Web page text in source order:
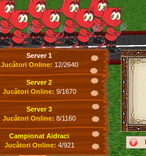
Server 1
Jucători Online: 12/2640
Server 2
Jucători Online: 9/1670
Server 3
Jucători Online: 8/1160
Campionat Aidraci
Jucători Online: 4/921